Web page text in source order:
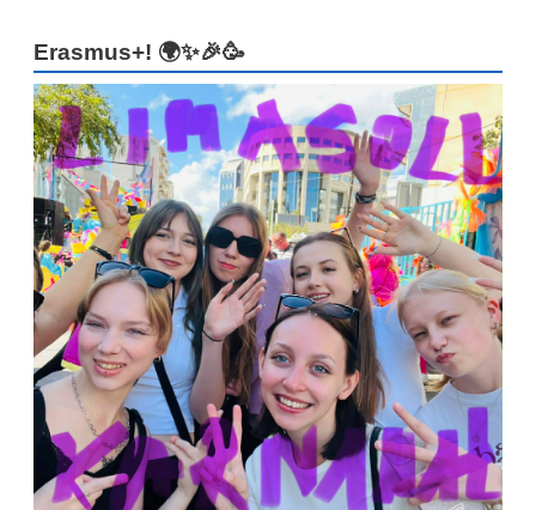
Erasmus+! 🌍✨🎉🥳